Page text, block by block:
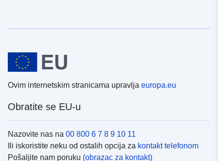
Ovim internetskim stranicama upravlja europa.eu
Obratite se EU-u
Nazovite nas na 00 800 6 7 8 9 10 11
Ili iskoristite neku od ostalih opcija za kontakt telefonom
Pošaljite nam poruku (obrazac za kontakt)